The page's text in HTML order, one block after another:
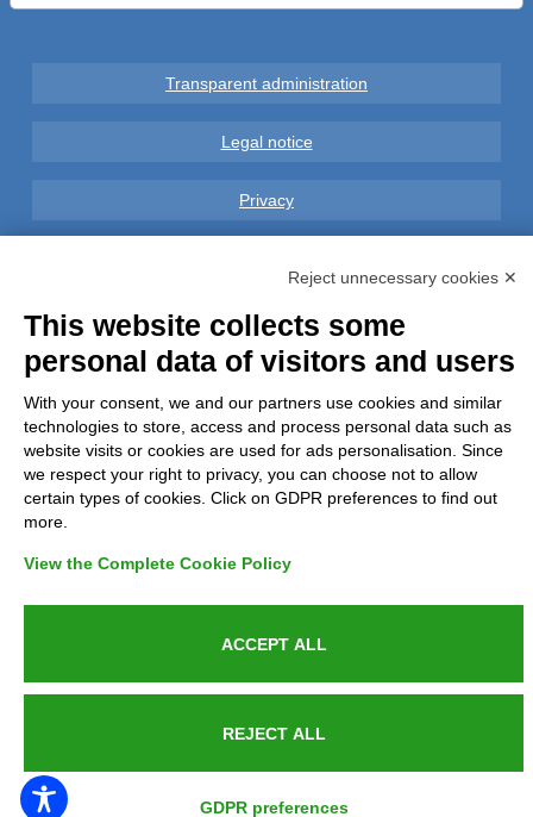
PUBLIC SERVICE ANNOUNCEMENT
Transparent administration
Legal notice
Privacy
Complaints
Refunds and Indemnities
Contacts
Azienda certificata UNI EN ISO 9001:2015
P.IVA 05538100727 - C.so Italia n.8 70123, BARI
Reject unnecessary cookies ✕
This website collects some
personal data of visitors and users
With your consent, we and our partners use cookies and similar
technologies to store, access and process personal data such as
website visits or cookies are used for ads personalisation. Since
we respect your right to privacy, you can choose not to allow
certain types of cookies. Click on GDPR preferences to find out
more.
View the Complete Cookie Policy
ACCEPT ALL
REJECT ALL
GDPR preferences